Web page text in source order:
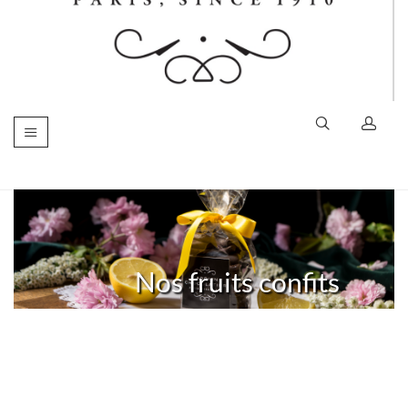
Basculer
Nos fruits confits